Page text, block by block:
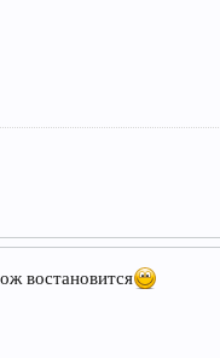
востановится